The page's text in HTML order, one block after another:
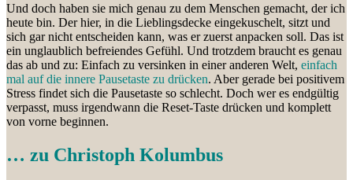
Und doch haben sie mich genau zu dem Menschen gemacht, der ich
heute bin. Der hier, in die Lieblingsdecke eingekuschelt, sitzt und
sich gar nicht entscheiden kann, was er zuerst anpacken soll. Das ist
ein unglaublich befreiendes Gefühl. Und trotzdem braucht es genau
das ab und zu: Einfach zu versinken in einer anderen Welt, einfach
mal auf die innere Pausetaste zu drücken. Aber gerade bei positivem
Stress findet sich die Pausetaste so schlecht. Doch wer es endgültig
verpasst, muss irgendwann die Reset-Taste drücken und komplett
von vorne beginnen.
… zu Christoph Kolumbus